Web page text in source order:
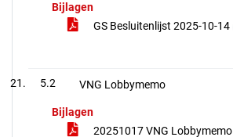
Bijlagen
GS Besluitenlijst 2025-10-14
5.2 VNG Lobbymemo
Bijlagen
20251017 VNG Lobbymemo